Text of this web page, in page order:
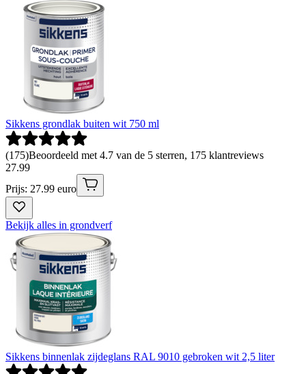
Sikkens grondlak buiten wit 750 ml
(175)Beoordeeld met 4.7 van de 5 sterren, 175 klantreviews
27.99
Prijs: 27.99 euro
Bekijk alles in grondverf
Sikkens binnenlak zijdeglans RAL 9010 gebroken wit 2,5 liter